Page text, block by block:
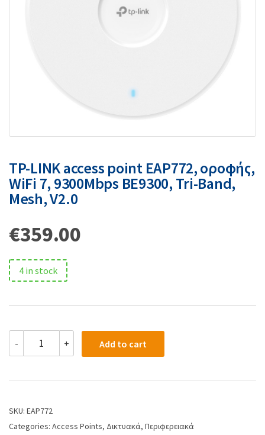
TP-LINK access point EAP772, οροφής,
WiFi 7, 9300Mbps BE9300, Tri-Band,
Mesh, V2.0
€359.00
4 in stock
- + Add to cart
SKU: EAP772
Categories: Access Points, Δικτυακά, Περιφερειακά